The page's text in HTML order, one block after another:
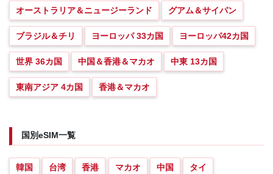
オーストラリア＆ニュージーランド グアム＆サイパン
ブラジル＆チリ ヨーロッパ 33カ国 ヨーロッパ42カ国
世界 36カ国 中国＆香港＆マカオ 中東 13カ国
東南アジア 4カ国 香港＆マカオ
国別eSIM一覧
韓国 台湾 香港 マカオ 中国 タイ